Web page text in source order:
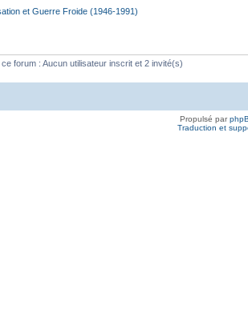
et Guerre Froide (1946-1991)
forum : Aucun utilisateur inscrit et 2 invité(s)
Propulsé par
Traduction et